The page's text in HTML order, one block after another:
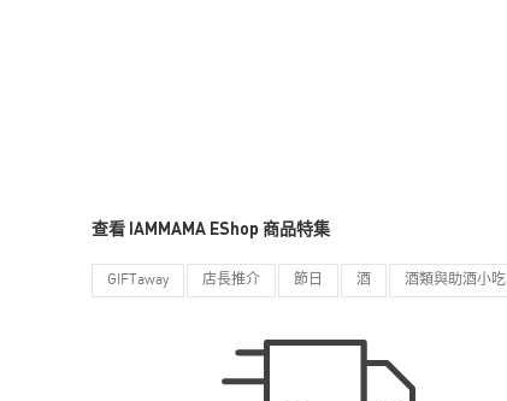
查看 IAMMAMA EShop 商品特集
GIFTaway 店長推介 節日 酒 酒類與助酒小吃